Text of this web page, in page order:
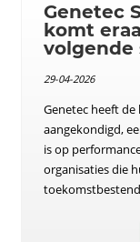
Genetec
komt
volgende
29-04-2026
Genetec heeft
aangekondigd,
is op
organisaties die